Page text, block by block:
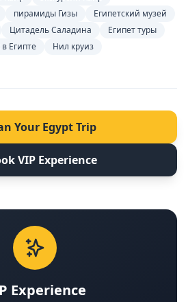
пирамиды Гизы
Египетский музей
Цитадель Саладина
Египет туры
Египте Нил круиз
Your Egypt Trip
VIP Experience
Experience